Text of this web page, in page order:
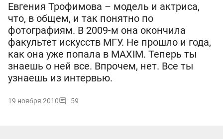
Евгения Трофимова – модель и актриса,
что, в общем, и так понятно по
фотографиям. В 2009-м она окончила
факультет искусств МГУ. Не прошло и года,
как она уже попала в MAXIM. Теперь ты
знаешь о ней все. Впрочем, нет. Все ты
узнаешь из интервью.
19 ноября 2010 59